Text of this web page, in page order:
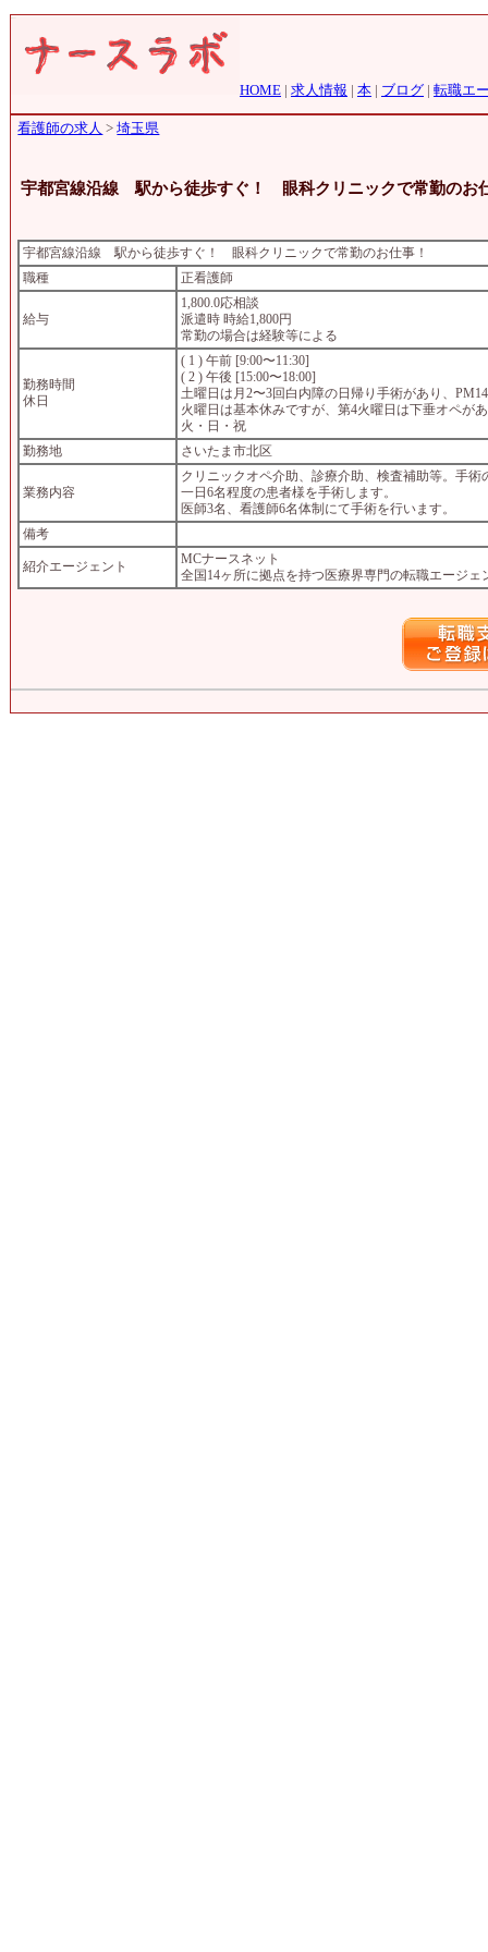
HOME | 求人情報 | 本 | ブログ | 転職エ
看護師の求人 >埼玉県
宇都宮線沿線 駅から徒歩すぐ！ 眼科クリニックで常勤のお
宇都宮線沿線 駅から徒歩すぐ！ 眼科クリニックで常勤のお仕事！
職種
正看護師
給与
1,800.0応相談
派遣時 時給1,800円
常勤の場合は経験等による
勤務時間
休日
( 1 ) 午前 [9:00〜11:30]
( 2 ) 午後 [15:00〜18:00]
土曜日は月2〜3回白内障の日帰り手術があり、
火曜日は基本休みですが、第4火曜日は下垂オペが
火・日・祝
勤務地
さいたま市北区
業務内容
クリニックオペ介助、診療介助、検査補助等。手
一日6名程度の患者様を手術します。
医師3名、看護師6名体制にて手術を行います。
備考
紹介エージェント
MCナースネット
全国14ヶ所に拠点を持つ医療界専門の転職エージェ